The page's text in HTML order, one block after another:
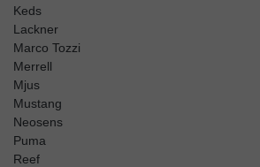
Keds
Lackner
Marco Tozzi
Merrell
Mjus
Mustang
Neosens
Puma
Reef